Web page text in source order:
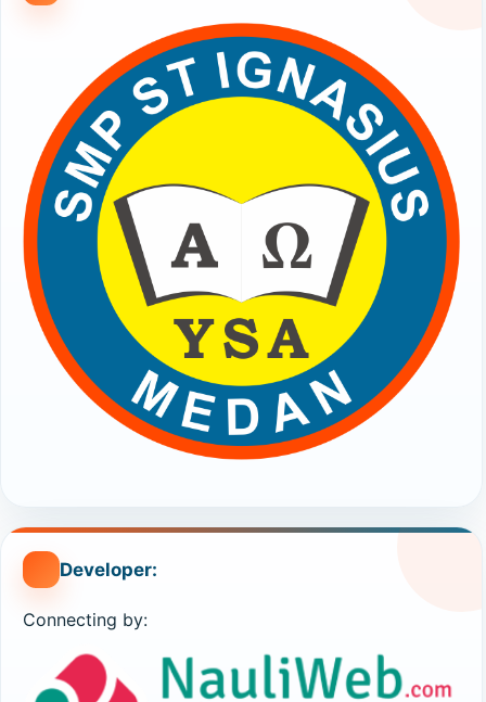
Developer:
Connecting by: